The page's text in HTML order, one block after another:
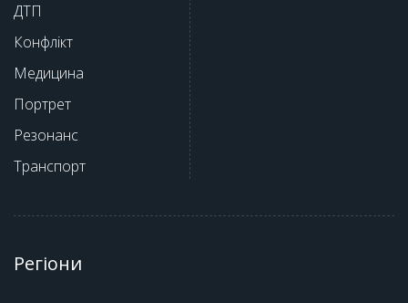
ДТП
Конфлікт
Медицина
Портрет
Резонанс
Транспорт
Регіони